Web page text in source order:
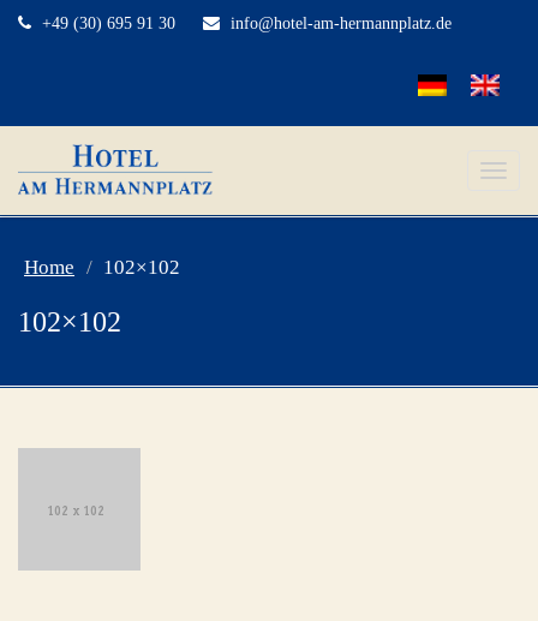
+49 (30) 695 91 30 info@hotel-am-hermannplatz.de
Toggle
Home 102×102
102×102